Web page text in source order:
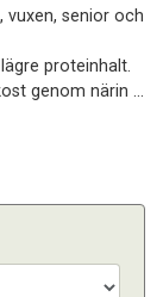
vuxen, senior och
proteinhalt.
genom närin ...